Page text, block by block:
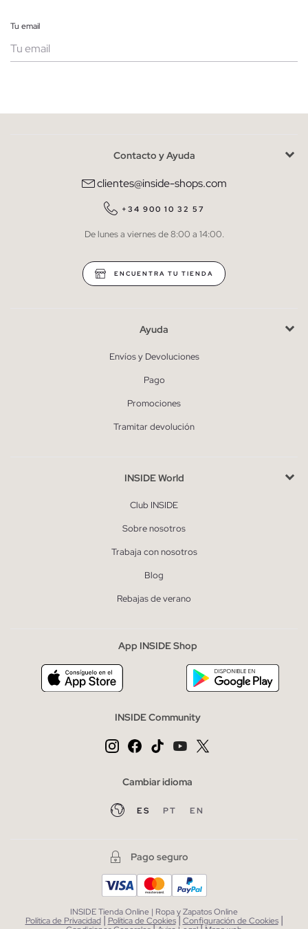
Tu email
He leído y entiendo lapolítica de privacidad
QUIERO SUSCRIBIRME
* Puedes cancelar la suscripción en cualquier momento.
Contacto y Ayuda
clientes@inside-shops.com
+34 900 10 32 57
De lunes a viernes de 8:00 a 14:00.
ENCUENTRA TU TIENDA
Ayuda
Envíos y Devoluciones
Pago
Promociones
Tramitar devolución
INSIDE World
Club INSIDE
Sobre nosotros
Trabaja con nosotros
Blog
Rebajas de verano
App INSIDE Shop
INSIDE Community
Cambiar idioma
ES PT EN
Pago seguro
INSIDE Tienda Online | Ropa y Zapatos Online
Política de Privacidad | Política de Cookies| Configuración de Cookies |